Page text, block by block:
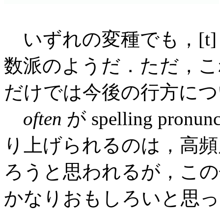
いずれの変種でも，[t]
数派のようだ．ただ，
だけでは今後の行方に
often が spelling
り上げられるのは，高
ろうと思われるが，こ
かなりおもしろいと思